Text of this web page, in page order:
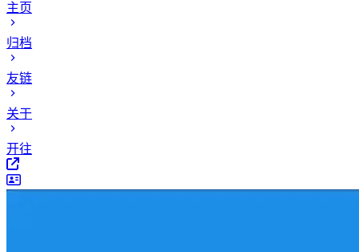
主页
归档
友链
关于
开往